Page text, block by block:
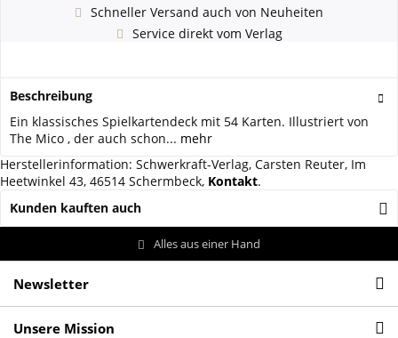
Schneller Versand auch von Neuheiten
Service direkt vom Verlag
Beschreibung
Ein klassisches Spielkartendeck mit 54 Karten. Illustriert von
The Mico , der auch schon... mehr
Herstellerinformation: Schwerkraft-Verlag, Carsten Reuter, Im
Heetwinkel 43, 46514 Schermbeck, Kontakt.
Kunden kauften auch
Alles aus einer Hand
Newsletter
Unsere Mission